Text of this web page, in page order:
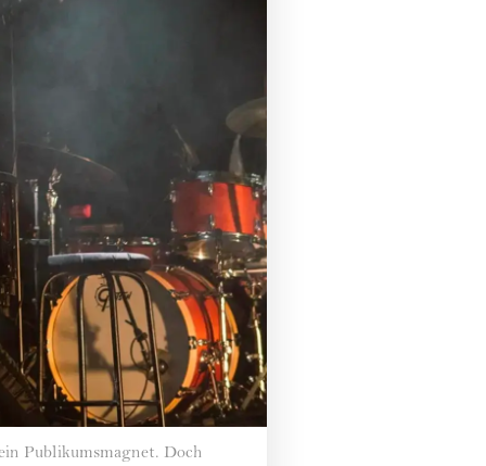
Publikumsmagnet. Doch